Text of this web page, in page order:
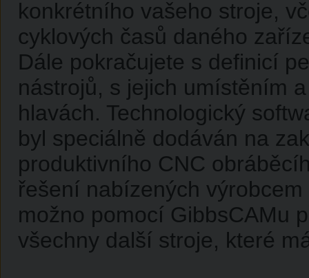
konkrétního vašeho stroje,
cyklových časů daného
Dále pokračujete s definicí
nástrojů, s jejich umístěním
hlavách. Technologický
byl speciálně dodáván na
produktivního CNC
řešení nabízených
možno pomocí GibbsCAMu
všechny další stroje, které